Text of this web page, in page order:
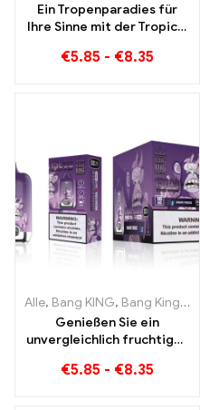
Ein Tropenparadies für
Ihre Sinne mit der Tropical
Screen 15000 Puff
€5.85 - €8.35
Alle, Bang KING, Bang King Smart Screen 15000 Puff
Genießen Sie ein
unvergleichlich fruchtiges
Jelly Bang King Smart
€5.85 - €8.35